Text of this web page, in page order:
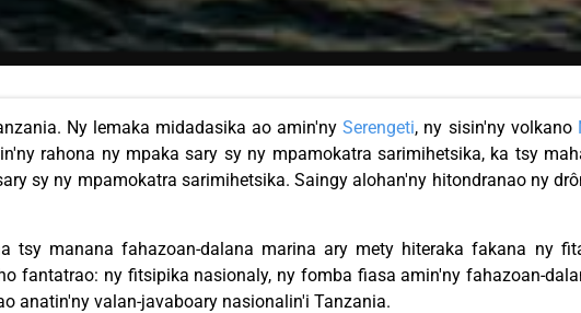
Ny lemaka midadasika ao amin'ny Serengeti, ny sisin'ny volkano
rahona ny mpaka sary sy ny mpamokatra sarimihetsika, ka tsy
sy ny mpamokatra sarimihetsika. Saingy alohan'ny hitondranao ny
tsy manana fahazoan-dalana marina ary mety hiteraka fakana ny
fantatrao: ny fitsipika nasionaly, ny fomba fiasa amin'ny fahazoan-
anatin'ny valan-javaboary nasionalin'i Tanzania.